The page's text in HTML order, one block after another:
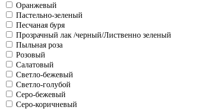
Оранжевый
Пастельно-зеленый
Песчаная буря
Прозрачный лак /черный/Лиственно зеленый
Пыльная роза
Розовый
Салатовый
Светло-бежевый
Светло-голубой
Серо-бежевый
Серо-коричневый